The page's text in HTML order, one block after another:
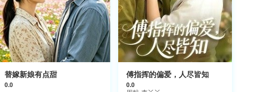
替嫁新娘有点甜
0.0
傅指挥的偏爱，人尽皆知
0.0